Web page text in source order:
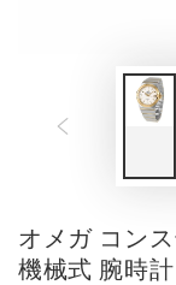
オメガ コン
機械式 腕時